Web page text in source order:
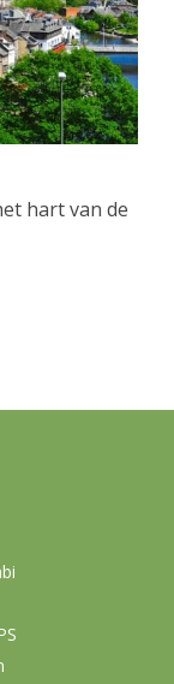
hart van de